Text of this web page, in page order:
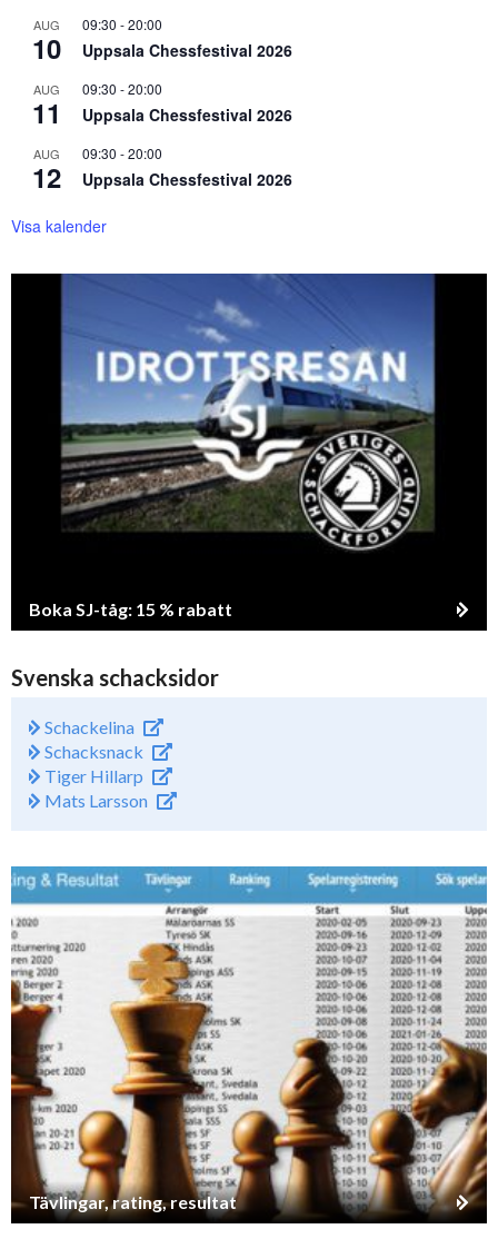
AUG
10
09:30 -20:00
Uppsala Chessfestival 2026
AUG
11
09:30 -20:00
Uppsala Chessfestival 2026
AUG
12
09:30 -20:00
Uppsala Chessfestival 2026
Visa kalender
Boka SJ-tåg: 15 % rabatt
Svenska schacksidor
Schackelina
Schacksnack
Tiger Hillarp
Mats Larsson
Tävlingar, rating, resultat